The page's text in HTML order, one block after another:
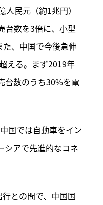
民元（約1兆円）
台数を3倍に、小型
、中国で今後急伸
える。まず2019年
台数のうち30%を電
国では自動車をイン
シアで先進的なコネ
との間で、中国国